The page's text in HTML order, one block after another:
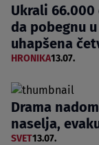
Ukrali 66.000
da pobegnu
uhapšena
HRONIKA13.07.
Drama
naselja,
SVET13.07.